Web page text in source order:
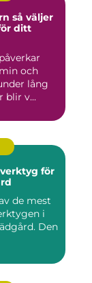
ditt
och
lång
blir v...
de mest
i
Den